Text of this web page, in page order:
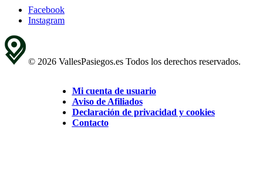
Facebook
Instagram
© 2026 VallesPasiegos.es Todos los derechos reservados.
Mi cuenta de usuario
Aviso de Afiliados
Declaración de privacidad y cookies
Contacto